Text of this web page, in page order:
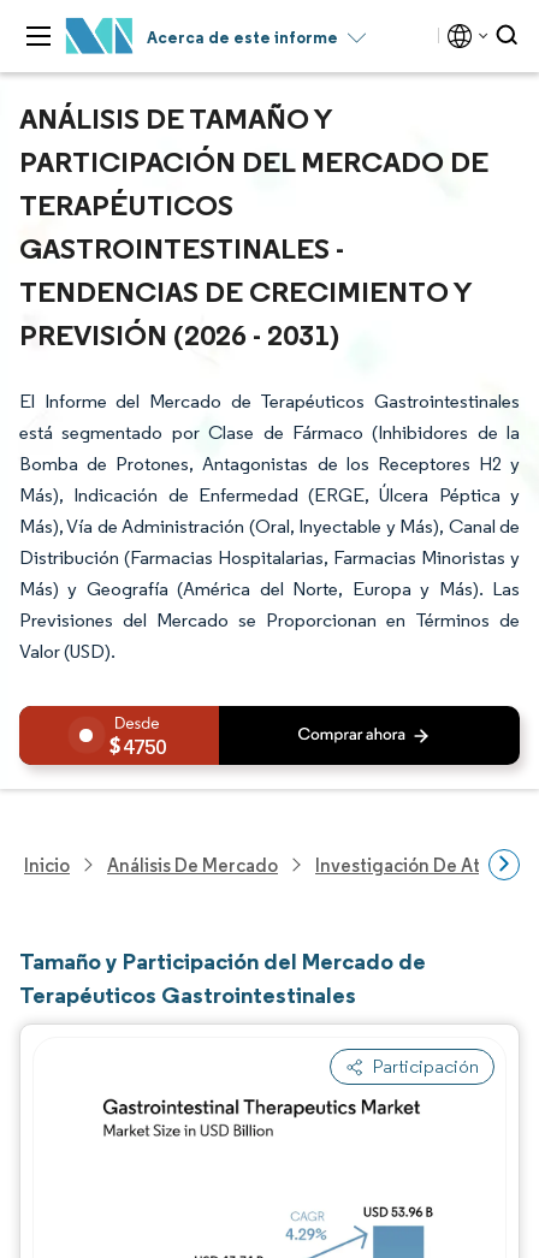
Acerca de este informe
ANÁLISIS DE TAMAÑO Y
PARTICIPACIÓN DEL MERCADO DE
TERAPÉUTICOS
GASTROINTESTINALES -
TENDENCIAS DE CRECIMIENTO Y
PREVISIÓN (2026 - 2031)
El Informe del Mercado de Terapéuticos Gastrointestinales
está segmentado por Clase de Fármaco (Inhibidores de la
Bomba de Protones, Antagonistas de los Receptores H2 y
Más), Indicación de Enfermedad (ERGE, Úlcera Péptica y
Más), Vía de Administración (Oral, Inyectable y Más), Canal de
Distribución (Farmacias Hospitalarias, Farmacias Minoristas y
Más) y Geografía (América del Norte, Europa y Más). Las
Previsiones del Mercado se Proporcionan en Términos de
Valor (USD).
4750
Inicio Análisis De Mercado Investigación De
Tamaño y Participación del Mercado de
Terapéuticos Gastrointestinales
Participación